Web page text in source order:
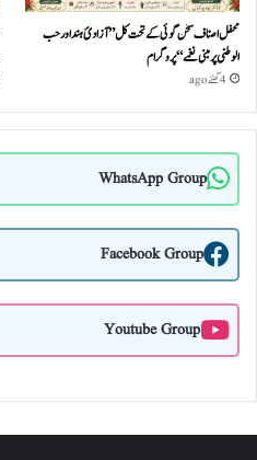
محفل اصناف سخن گوئی کے تحت کل ”آزادئ ہند اور حب
الوطنی پر مبنی نغمے“پروگرام
4 گھنٹے ago
WhatsApp Group
Facebook Group
Youtube Group